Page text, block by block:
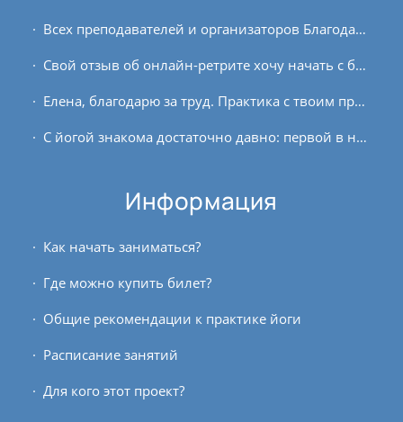
Всех преподавателей и организаторов Благодарю за курс, знания, пространство развития. Полин, огромная Благодарность вам.
Свой отзыв об онлайн-ретрите хочу начать с благодарности Андрею и всем преподавателям. Также я благодарю всех участников за совместно сформированное пространство, за поддержку...
Елена, благодарю за труд. Практика с твоим преподаванием заходит глубоко. Ом.
С йогой знакома достаточно давно: первой в нашей семье начала заниматься мама, в доме стали появляться журналы «Путь к себе» и прочая литература, а после того, как попали на...
Информация
Как начать заниматься?
Где можно купить билет?
Общие рекомендации к практике йоги
Расписание занятий
Для кого этот проект?